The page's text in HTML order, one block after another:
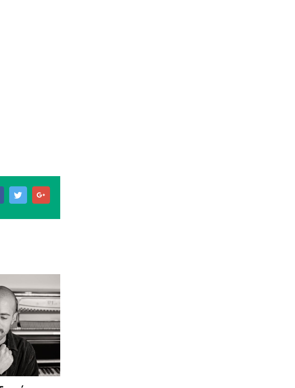
FacebookTwitter